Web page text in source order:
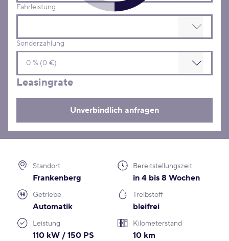
Fahrleistung
Sonderzahlung
Leasingrate
Unverbindlich anfragen
Standort
Frankenberg
Bereitstellungszeit
in 4 bis 8 Wochen
Getriebe
Automatik
Treibstoff
bleifrei
Leistung
110 kW / 150 PS
Kilometerstand
10 km